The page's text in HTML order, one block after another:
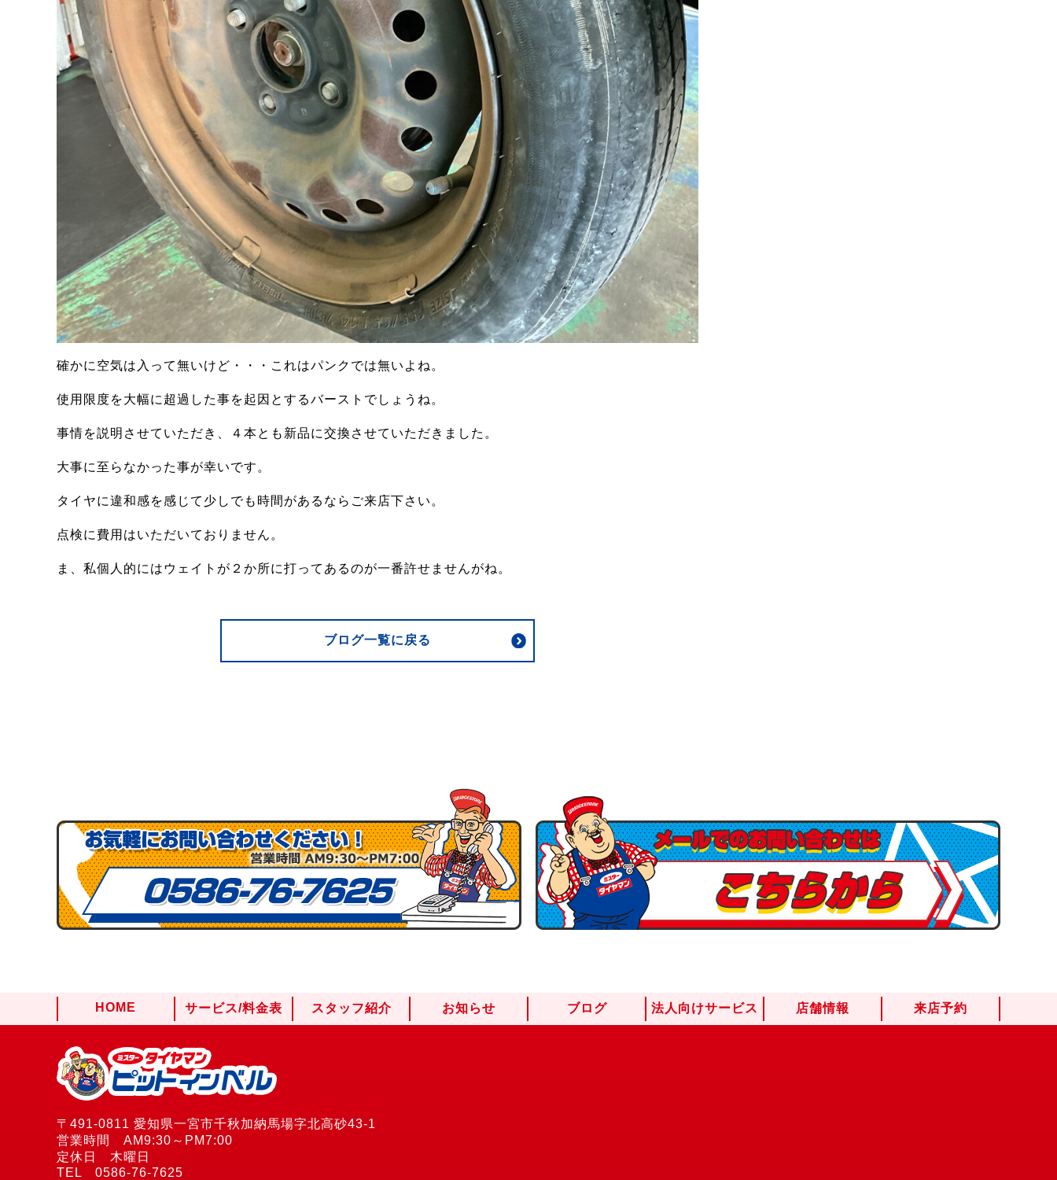
確かに空気は入って無いけど・・・これはパンクでは無いよね。
使用限度を大幅に超過した事を起因とするバーストでしょうね。
事情を説明させていただき、４本とも新品に交換させていただきました。
大事に至らなかった事が幸いです。
タイヤに違和感を感じて少しでも時間があるならご来店下さい。
点検に費用はいただいておりません。
ま、私個人的にはウェイトが２か所に打ってあるのが一番許せませんがね。
ブログ一覧に戻る
HOME サービス/料金表 スタッフ紹介 お知らせ ブログ 法人向けサービス 店舗情報 来店予約
〒491-0811 愛知県一宮市千秋加納馬場字北高砂43-1
営業時間 AM9:30～PM7:00
定休日 木曜日
TEL 0586-76-7625